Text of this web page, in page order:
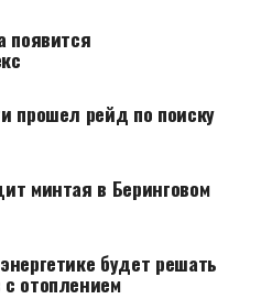
появится
прошел рейд по поиску
минтая в Беринговом
будет решать
отоплением